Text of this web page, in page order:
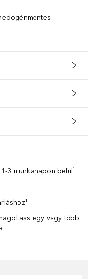
3 munkanapon belül¹
egy vagy több